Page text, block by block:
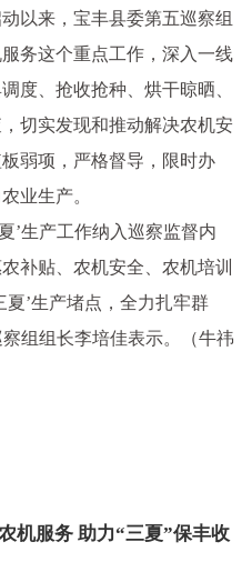
以来，宝丰县委第五巡察组
务这个重点工作，深入一线
度、抢收抢种、烘干晾晒、
切实发现和推动解决农机安
弱项，严格督导，限时办
业生产。
’生产工作纳入巡察监督内
补贴、农机安全、农机培训
’生产堵点，全力扎牢群
组组长李培佳表示。（牛祎
机服务 助力“三夏”保丰收